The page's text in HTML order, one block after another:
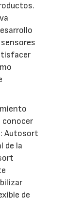
conocer
Autosort
de la
de